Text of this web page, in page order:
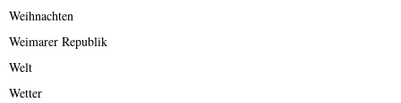
Weihnachten
Weimarer Republik
Welt
Wetter